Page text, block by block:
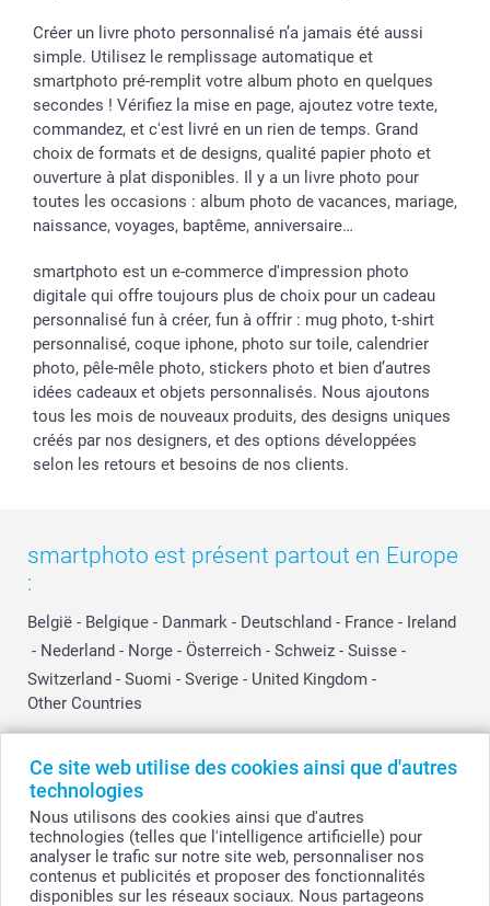
Ce site web utilise des cookies ainsi que d'autres
technologies
Nous utilisons des cookies ainsi que d'autres
technologies (telles que l'intelligence artificielle) pour
analyser le trafic sur notre site web, personnaliser nos
contenus et publicités et proposer des fonctionnalités
disponibles sur les réseaux sociaux. Nous partageons
Créer un livre photo personnalisé n’a jamais été aussi
simple. Utilisez le remplissage automatique et
smartphoto pré-remplit votre album photo en quelques
secondes ! Vérifiez la mise en page, ajoutez votre texte,
commandez, et c'est livré en un rien de temps. Grand
choix de formats et de designs, qualité papier photo et
ouverture à plat disponibles. Il y a un livre photo pour
toutes les occasions : album photo de vacances, mariage,
naissance, voyages, baptême, anniversaire…
smartphoto est un e-commerce d'impression photo
digitale qui offre toujours plus de choix pour un cadeau
personnalisé fun à créer, fun à offrir : mug photo, t-shirt
personnalisé, coque iphone, photo sur toile, calendrier
photo, pêle-mêle photo, stickers photo et bien d’autres
idées cadeaux et objets personnalisés. Nous ajoutons
tous les mois de nouveaux produits, des designs uniques
créés par nos designers, et des options développées
selon les retours et besoins de nos clients.
smartphoto est présent partout en Europe
:
België - Belgique - Danmark - Deutschland - France - Ireland
- Nederland - Norge - Österreich - Schweiz - Suisse -
Switzerland - Suomi - Sverige - United Kingdom -
Other Countries
© smartphoto group. Tous droits réservés
smartphoto group SA.
Siège social : Kwatrechtsteenweg 160, 9230 Wetteren, Belgique
Tous les prix sont en EURO (€), TVA incluse et hors frais de port.